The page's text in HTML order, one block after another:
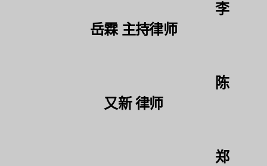
李
岳霖 主持律师
陈
又新 律师
郑